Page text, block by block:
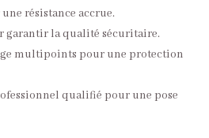
résistance accrue.
garantir la qualité sécuritaire.
multipoints pour une protection
qualifié pour une pose